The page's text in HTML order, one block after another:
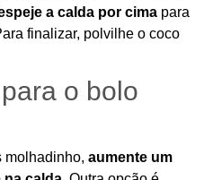
a calda por cima para
finalizar, polvilhe o coco
o bolo
molhadinho, aumente um